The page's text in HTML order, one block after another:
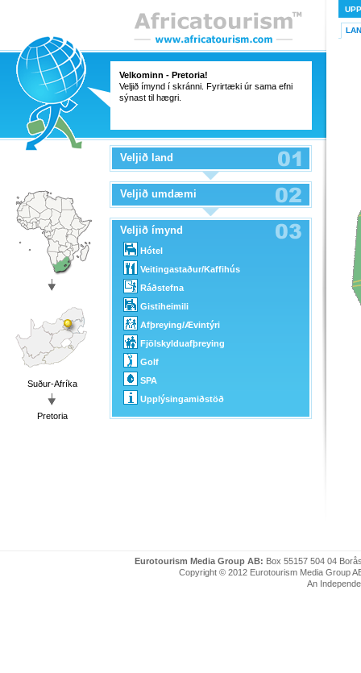
Velkominn - Pretoria!
Veljið ímynd í skránni. Fyrirtæki úr sama efni
sýnast til hægri.
Suður-Afríka
Pretoria
Veljið land
Veljið umdæmi
Veljið ímynd
Hótel
Veitingastaður/Kaffihús
Ráðstefna
Gistiheimili
Afþreying/Ævintýri
Fjölskylduafþreying
Golf
SPA
Upplýsingamiðstöð
Eurotourism Media Group AB: Box 55157 504 04
Copyright © 2012 Eurotourism Media Group
An